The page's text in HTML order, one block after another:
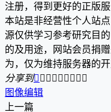
注册，得到更好的正版服
本站是非经营性个人站
源仅供学习参考研究目
的及用途，网站会员捐
为，仅为维持服务器的
分享到        
图像编辑
上一篇